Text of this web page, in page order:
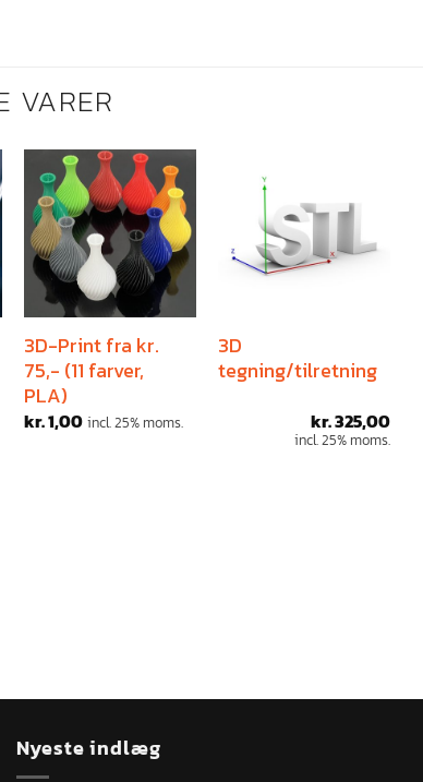
VARER
3D-Print fra kr.
75,- (11 farver,
PLA)
kr.1,00 incl. 25% moms.
3D
tegning/tilretning
kr.325,00
incl. 25% moms.
Nyeste indlæg